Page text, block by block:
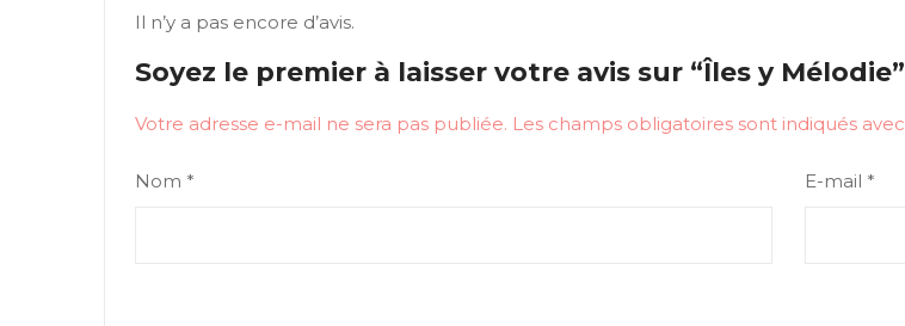
Il n’y a pas encore d’avis.
Soyez le premier à laisser votre avis sur “Îles y Mélodie”
Votre adresse e-mail ne sera pas publiée. Les champs obligatoires sont indiqués avec
Nom * E-mail *